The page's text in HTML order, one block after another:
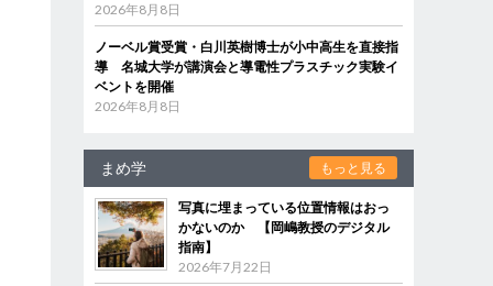
2026年8月8日
ノーベル賞受賞・白川英樹博士が小中高生を直接指
導 名城大学が講演会と導電性プラスチック実験イ
ベントを開催
2026年8月8日
まめ学 もっと見る
写真に埋まっている位置情報はおっ
かないのか 【岡嶋教授のデジタル
指南】
2026年7月22日